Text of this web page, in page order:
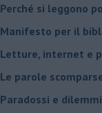
​Perché si leggono
​Manifesto per il
Letture, internet e
​Le parole
​Paradossi e